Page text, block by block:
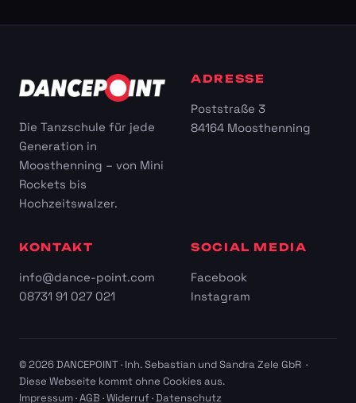
Die Tanzschule für jede
Generation in
Moosthenning – von Mini
Rockets bis
Hochzeitswalzer.
ADRESSE
Poststraße 3
84164 Moosthenning
KONTAKT
info@dance-point.com
08731 91 027 021
SOCIAL MEDIA
Facebook
Instagram
© 2026 DANCEPOINT · Inh. Sebastian und Sandra Zele GbR ·
Diese Webseite kommt ohne Cookies aus.
Impressum·AGB ·Widerruf·Datenschutz